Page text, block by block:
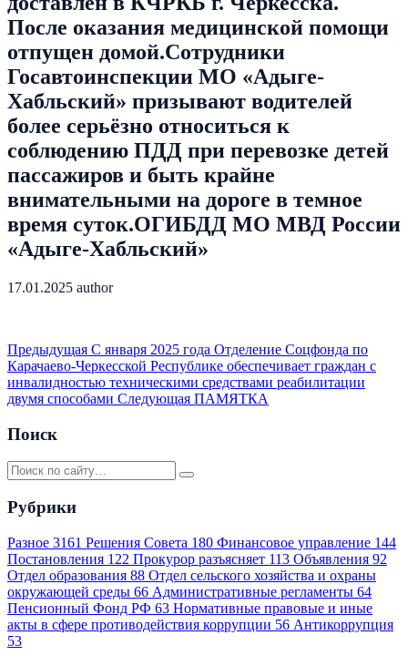
После оказания медицинской помощи
отпущен домой.Сотрудники
Госавтоинспекции МО «Адыге-
Хабльский» призывают водителей
более серьёзно относиться к
соблюдению ПДД при перевозке детей
пассажиров и быть крайне
внимательными на дороге в темное
время суток.ОГИБДД МО МВД России
«Адыге-Хабльский»
17.01.2025 author
Предыдущая С января 2025 года Отделение Соцфонда по
Карачаево-Черкесской Республике обеспечивает граждан с
инвалидностью техническими средствами реабилитации
двумя способами Следующая ПАМЯТКА
Поиск
Рубрики
Разное 3161 Решения Совета 180 Финансовое управление 144
Постановления 122 Прокурор разъясняет 113 Объявления 92
Отдел образования 88 Отдел сельского хозяйства и охраны
окружающей среды 66 Административные регламенты 64
Пенсионный Фонд РФ 63 Нормативные правовые и иные
акты в сфере противодействия коррупции 56 Антикоррупция
53